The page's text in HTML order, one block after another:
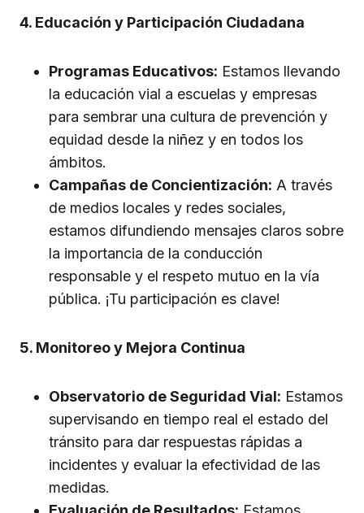
4. Educación y Participación Ciudadana
Programas Educativos: Estamos llevando
la educación vial a escuelas y empresas
para sembrar una cultura de prevención y
equidad desde la niñez y en todos los
ámbitos.
Campañas de Concientización: A través
de medios locales y redes sociales,
estamos difundiendo mensajes claros sobre
la importancia de la conducción
responsable y el respeto mutuo en la vía
pública. ¡Tu participación es clave!
5. Monitoreo y Mejora Continua
Observatorio de Seguridad Vial: Estamos
supervisando en tiempo real el estado del
tránsito para dar respuestas rápidas a
incidentes y evaluar la efectividad de las
medidas.